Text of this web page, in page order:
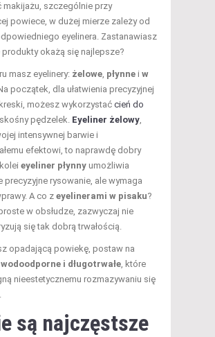
makijażu, szczególnie przy
powiece, w dużej mierze zależy od
eyelinera. Zastanawiasz
produkty okażą się najlepsze?
masz eyelinery: żelowe, płynne i w
początek, dla ułatwienia precyzyjnej
możesz wykorzystać cień do
pędzelek. Eyeliner żelowy,
intensywnej barwie i
efektowi, to naprawdę dobry
eyeliner płynny umożliwia
precyzyjne rysowanie, ale wymaga
A co z eyelinerami w pisaku?
w obsłudze, zazwyczaj nie
się tak dobrą trwałością.
opadającą powiekę, postaw na
i długotrwałe, które
nieestetycznemu rozmazywaniu się
są najczęstsze